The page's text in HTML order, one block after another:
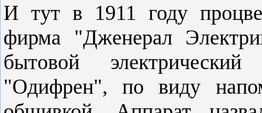
И тут в 1911 году
фирма "Дженерал
бытовой
"Одифрен", по виду